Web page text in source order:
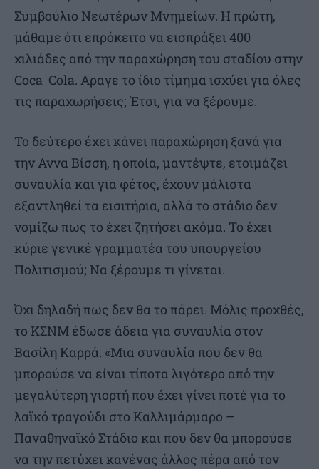
Συμβούλιο Νεωτέρων Μνημείων. Η πρώτη,
μάθαμε ότι επρόκειτο να εισπράξει 400
χιλιάδες από την παραχώρηση του σταδίου στην
Coca Cola. Αραγε το ίδιο τίμημα ισχύει για όλες
τις παραχωρήσεις; Έτσι, για να ξέρουμε.
Το δεύτερο έχει κάνει παραχώρηση ξανά για
την Αννα Βίσση, η οποία, μαντέψτε, ετοιμάζει
συναυλία και για φέτος, έχουν μάλιστα
εξαντληθεί τα εισιτήρια, αλλά το στάδιο δεν
νομίζω πως το έχει ζητήσει ακόμα. Το έχει
κύριε γενικέ γραμματέα του υπουργείου
Πολιτισμού; Να ξέρουμε τι γίνεται.
Όχι δηλαδή πως δεν θα το πάρει. Μόλις προχθές,
το ΚΣΝΜ έδωσε άδεια για συναυλία στον
Βασίλη Καρρά. «Μια συναυλία που δεν θα
μπορούσε να είναι τίποτα λιγότερο από την
μεγαλύτερη γιορτή που έχει γίνει ποτέ για το
λαϊκό τραγούδι στο Καλλιμάρμαρο –
Παναθηναϊκό Στάδιο και που δεν θα μπορούσε
να την πετύχει κανένας άλλος πέρα από τον